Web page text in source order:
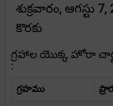
శుక్రవారం, ఆగస్టు
కొరకు
గ్రహాల యొక్క హోరా
:
గ్రహము